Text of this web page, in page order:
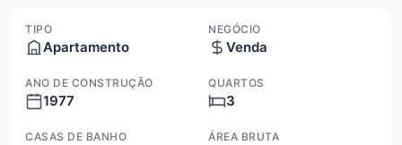
TIPO
Apartamento
NEGÓCIO
Venda
ANO DE CONSTRUÇÃO
1977
QUARTOS
3
CASAS DE BANHO ÁREA BRUTA